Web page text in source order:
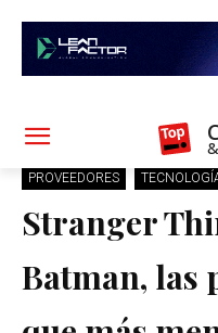
PROVEEDORES
Stranger
Batman, las